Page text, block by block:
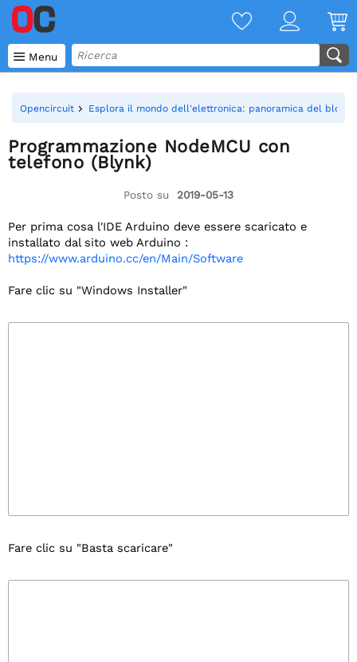
 Menu
Opencircuit Esplora il mondo dell'elettronica: panoramica del blog
Programmazione NodeMCU con
telefono (Blynk)
Posto su 2019-05-13
Per prima cosa l'IDE Arduino deve essere scaricato e
installato dal sito web Arduino :
https://www.arduino.cc/en/Main/Software
Fare clic su "Windows Installer"
Fare clic su "Basta scaricare"